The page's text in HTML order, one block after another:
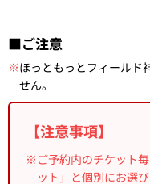
■ご注意
※ほっともっとフィールド
せん。
【注意事項】
※ご予約内のチケット
ット」と個別にお選